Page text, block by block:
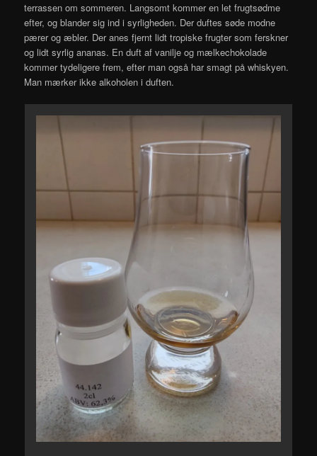
terrassen om sommeren. Langsomt kommer en let frugtsødme
efter, og blander sig ind i syrligheden. Der duftes søde modne
pærer og æbler. Der anes fjernt lidt tropiske frugter som ferskner
og lidt syrlig ananas. En duft af vanilje og mælkechokolade
kommer tydeligere frem, efter man også har smagt på whiskyen.
Man mærker ikke alkoholen i duften.